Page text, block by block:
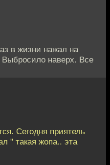
в жизни нажал на
наверх. Все
Сегодня приятель
" такая жопа.. эта